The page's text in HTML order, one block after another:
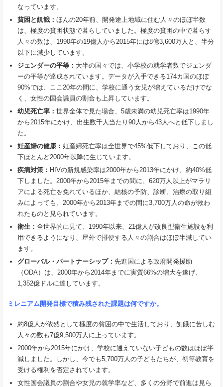
なっています。
貧困と飢餓： ほんの20年前、開発途上地域に住む人々のほぼ半数
は、極度の貧困状態で暮らしていました。極度の貧困の中で暮らす
人々の数は、1990年の19億人から2015年には8億3,600万人と、半分
以下に減少しています。
ジェンダーの平等： 大半の国々では、小学校の就学者数でジェンダ
ーの平等が達成されています。データが入手できる174カ国のほぼ
90%では、ここ20年の間に、学校に通う女児が増えているだけでな
く、女性の国会議員の割合も上昇しています。
幼児死亡率： 世界全体で見た場合、5歳未満の幼児死亡率は1990年
から2015年にかけ、出生数千人当たり90人から43人へと低下しまし
た。
妊産婦の健康： 妊産婦死亡率は全世界で45%低下しており、この低
下ほとんど2000年以降に生じています。
疾病対策： HIVの新規感染率は2000年から2013年にかけ、約40%低
下しました。2000年から2015年までの間に、620万人以上がマラリ
アによる死亡を免れているほか、結核の予防、診断、治療の取り組
みによっても、2000年から2013年までの間に3,700万人の命が救わ
れたものと見られています。
衛生： 全世界的に見て、1990年以来、21億人が改良型衛生施設を利
用できるようになり、屋外で排便する人々の割合はほぼ半減してい
ます。
グローバル・パートナーシップ： 先進国による政府開発援助
（ODA）は、2000年から2014年までに実質66%の増大を遂げ、
1,352億ドルに達しています。
ミレニアム開発目標で積み残された課題は何ですか。
約8億人が依然として極度の貧困の中で生活しており、飢餓に苦しむ
人々の数も7億9,500万人に上っています。
2000年から2015年にかけ、学校に通えていない子どもの数はほぼ半
減しました。しかし、今でも5,700万人の子どもたちが、初等教育を
受ける権利を否定されています。
女性国会議員の割合や女児の就学率など、多くの分野で前進は見ら